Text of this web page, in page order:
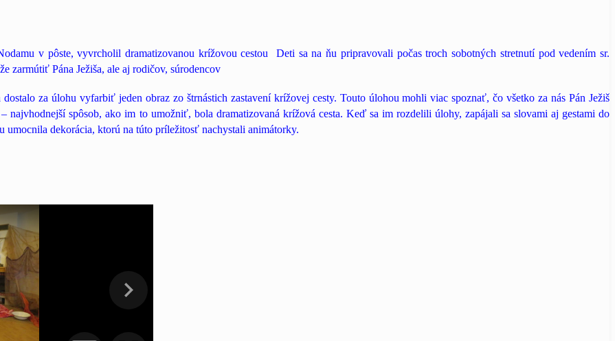
v pôste, vyvrcholil dramatizovanou krížovou cestou Deti sa na ňu pripravovali počas troch sobotných stretnutí pod vedením sr.
zarmútiť Pána Ježiša, ale aj rodičov, súrodencov
za úlohu vyfarbiť jeden obraz zo štrnástich zastaveníkrížovej cesty. Touto úlohou mohli viac spoznať, čo všetko za nás Pán Ježiš
najvhodnejší spôsob, ako im to umožniť, bola dramatizovaná krížová cesta. Keď sa im rozdelili úlohy, zapájali sa slovami aj gestami do
umocnila dekorácia, ktorú na túto príležitosť nachystali animátorky.